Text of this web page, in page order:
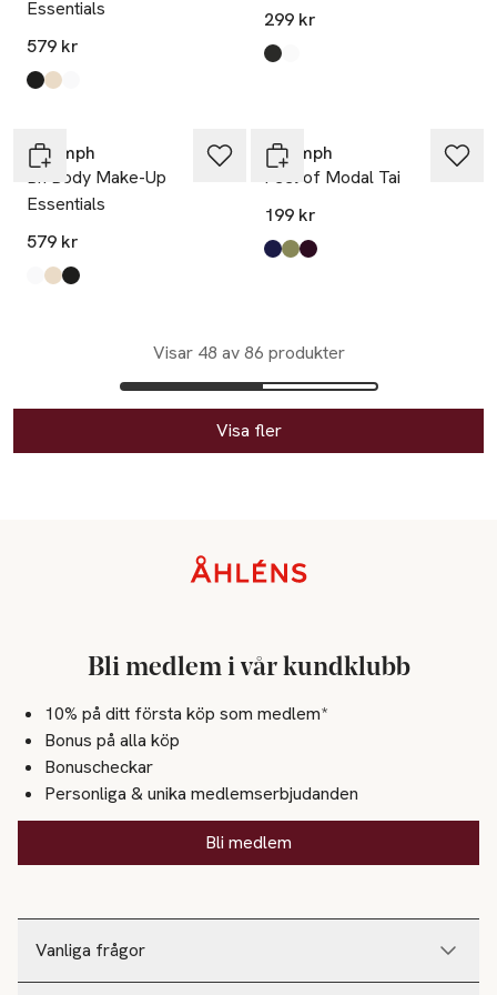
Essentials
579 kr
Produkten finns i färgerna:
Black
Nude Beige
White
299 kr
Produkten finns i färgerna:
Black
White
Triumph
Bh Body Make-Up
Essentials
579 kr
Produkten finns i färgerna:
White,
Nude Beige
Black,
Triumph
Feel of Modal Tai
199 kr
Produkten finns i färgerna:
Admiral
Olive Gold
Claret,
Visar 48 av 86 produkter
Visa fler
Vanliga frågor
Bli medlem i vår kundklubb
10% på ditt första köp som medlem*
Bonus på alla köp
Bonuscheckar
Personliga & unika medlemserbjudanden
Bli medlem